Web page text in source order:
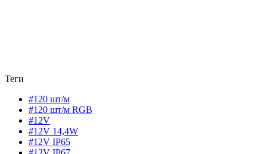
Теги
#120 шт/м
#120 шт/м RGB
#12V
#12V 14,4W
#12V IP65